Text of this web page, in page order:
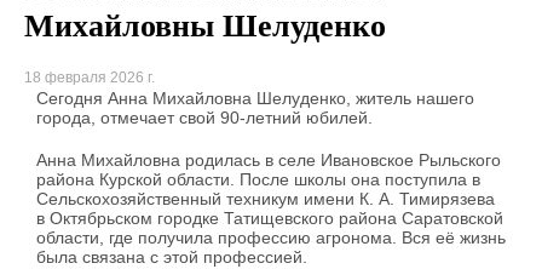
Михайловны Шелуденко
18 февраля 2026 г.
Сегодня Анна Михайловна Шелуденко, житель нашего
города, отмечает свой 90-летний юбилей.
Анна Михайловна родилась в селе Ивановское Рыльского
района Курской области. После школы она поступила в
Сельскохозяйственный техникум имени К. А. Тимирязева
в Октябрьском городке Татищевского района Саратовской
области, где получила профессию агронома. Вся её жизнь
была связана с этой профессией.